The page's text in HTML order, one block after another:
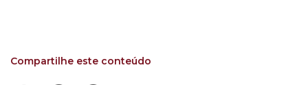
Compartilhe este conteúdo